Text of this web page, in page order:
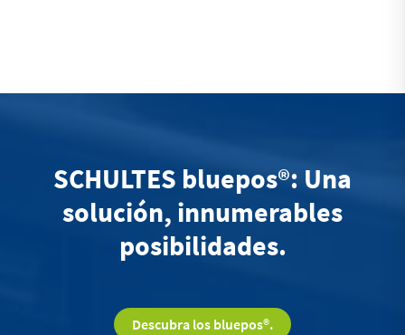
SCHULTES bluepos®: Una
solución, innumerables
posibilidades.
Descubra los bluepos®.